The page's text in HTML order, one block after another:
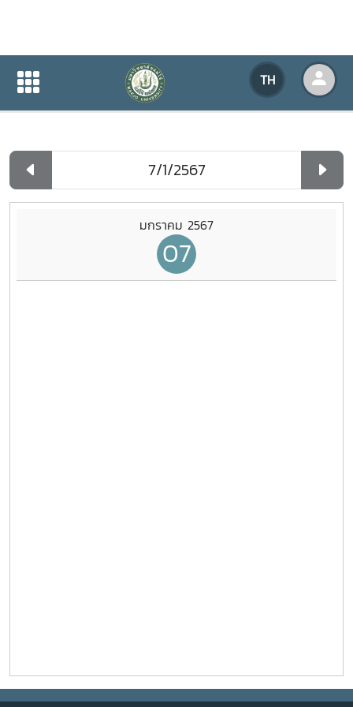
TH
ปฏิทินกิจกรรมของหน่วยงาน
ปฏิทินกิจกรรมของหน่วยงาน
มกราคม 2567
07